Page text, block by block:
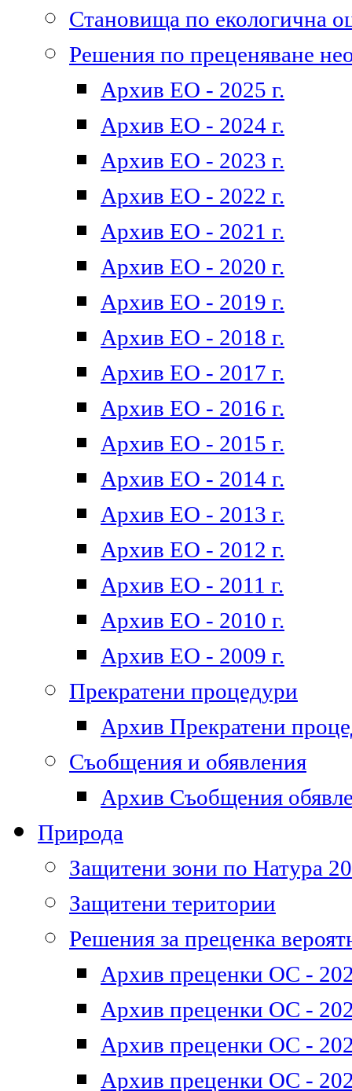
Становища по екологична
Решения по преценяване
Архив ЕО - 2025 г.
Архив ЕО - 2024 г.
Архив ЕО - 2023 г.
Архив ЕО - 2022 г.
Архив ЕО - 2021 г.
Архив ЕО - 2020 г.
Архив ЕО - 2019 г.
Архив ЕО - 2018 г.
Архив ЕО - 2017 г.
Архив ЕО - 2016 г.
Архив ЕО - 2015 г.
Архив ЕО - 2014 г.
Архив ЕО - 2013 г.
Архив ЕО - 2012 г.
Архив ЕО - 2011 г.
Архив ЕО - 2010 г.
Архив ЕО - 2009 г.
Прекратени процедури
Архив Прекратени
Съобщения и обявления
Архив Съобщения
Природа
Защитени зони по Натура
Защитени територии
Решения за преценка
Архив преценки ОС -
Архив преценки ОС -
Архив преценки ОС -
Архив преценки ОС -